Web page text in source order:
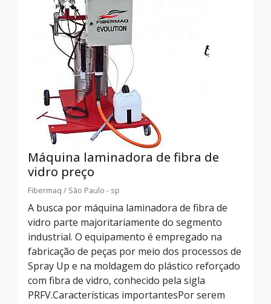
Máquina laminadora de fibra de
vidro preço
Fibermaq / São Paulo - sp
A busca por máquina laminadora de fibra de
vidro parte majoritariamente do segmento
industrial. O equipamento é empregado na
fabricação de peças por meio dos processos de
Spray Up e na moldagem do plástico reforçado
com fibra de vidro, conhecido pela sigla
PRFV.Características importantesPor serem